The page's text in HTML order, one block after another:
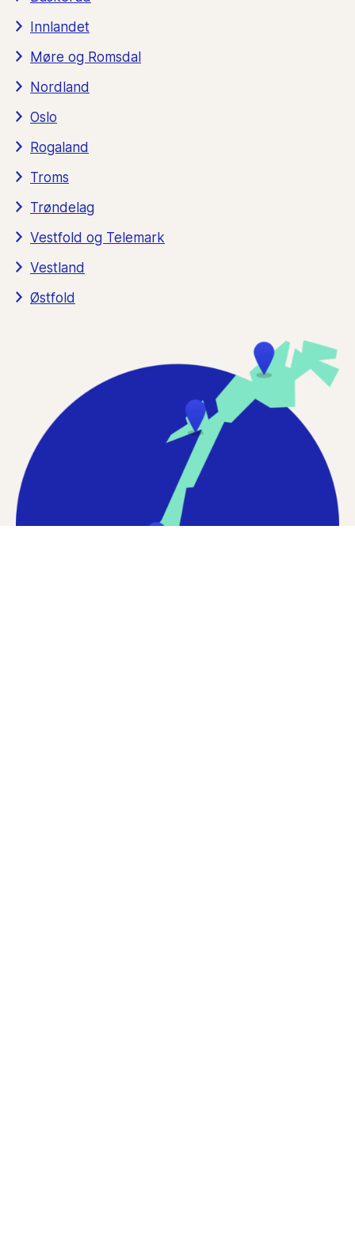
Innlandet
Møre og Romsdal
Nordland
Oslo
Rogaland
Troms
Trøndelag
Vestfold og Telemark
Vestland
Østfold